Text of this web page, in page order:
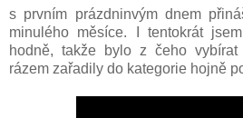
s prvním prázdninvým dnem
minulého měsíce. I tentokrát
hodně, takže bylo z čeho
rázem zařadily do kategorie hojně